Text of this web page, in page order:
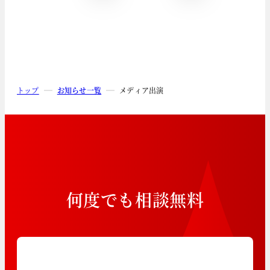
トップ お知らせ一覧 メディア出演
何度でも相談無料